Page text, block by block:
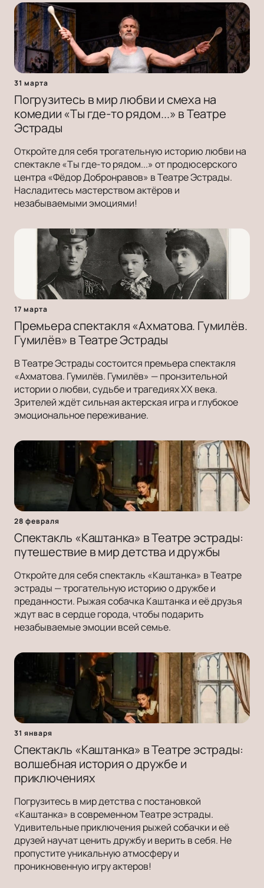
31 марта
Погрузитесь в мир любви и смеха на
комедии «Ты где-то рядом...» в Театре
Эстрады
Откройте для себя трогательную историю любви на
спектакле «Ты где-то рядом...» от продюсерского
центра «Фёдор Добронравов» в Театре Эстрады.
Насладитесь мастерством актёров и
незабываемыми эмоциями!
17 марта
Премьера спектакля «Ахматова. Гумилёв.
Гумилёв» в Театре Эстрады
В Театре Эстрады состоится премьера спектакля
«Ахматова. Гумилёв. Гумилёв» — пронзительной
истории о любви, судьбе и трагедиях ХХ века.
Зрителей ждёт сильная актерская игра и глубокое
эмоциональное переживание.
28 февраля
Спектакль «Каштанка» в Театре эстрады:
путешествие в мир детства и дружбы
Откройте для себя спектакль «Каштанка» в Театре
эстрады — трогательную историю о дружбе и
преданности. Рыжая собачка Каштанка и её друзья
ждут вас в сердце города, чтобы подарить
незабываемые эмоции всей семье.
31 января
Спектакль «Каштанка» в Театре эстрады:
волшебная история о дружбе и
приключениях
Погрузитесь в мир детства с постановкой
«Каштанка» в современном Театре эстрады.
Удивительные приключения рыжей собачки и её
друзей научат ценить дружбу и верить в себя. Не
пропустите уникальную атмосферу и
проникновенную игру актеров!